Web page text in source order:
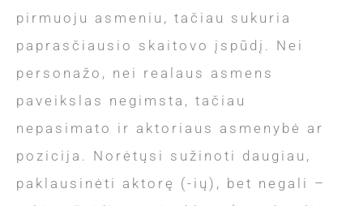
pirmuoju asmeniu, tačiau sukuria
paprasčiausio skaitovo įspūdį. Nei
personažo, nei realaus asmens
paveikslas negimsta, tačiau
nepasimato ir aktoriaus asmenybė ar
pozicija. Norėtųsi sužinoti daugiau,
paklausinėti aktorę (-ių), bet negali –